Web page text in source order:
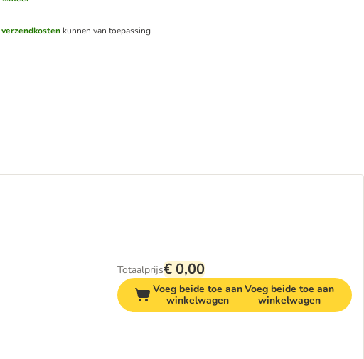
verzendkostenkunnen van toepassing
Totaalprijs€ 0,00
Voeg beide toe aan
winkelwagen
Voeg beide toe aan
winkelwagen